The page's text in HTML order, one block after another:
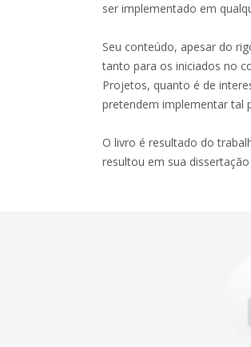
ser implementado em
Seu conteúdo, apesar do
tanto para os iniciados no
Projetos, quanto é de
pretendem implementar tal
O livro é resultado do
resultou em sua